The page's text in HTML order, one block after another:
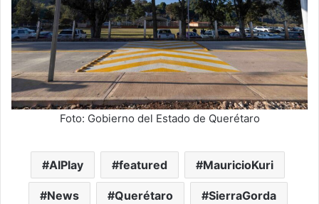
Foto: Gobierno del Estado de Querétaro
AIPlay featured MauricioKuri
News Querétaro SierraGorda